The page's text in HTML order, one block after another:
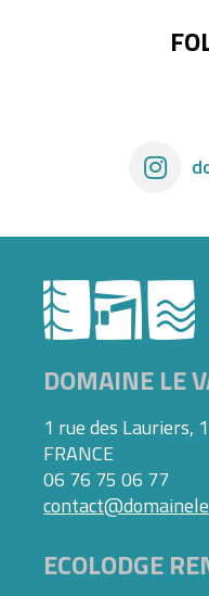
DOMAINE LE
1 rue des Lauriers,
FRANCE
06 76 75 06 77
ECOLODGE